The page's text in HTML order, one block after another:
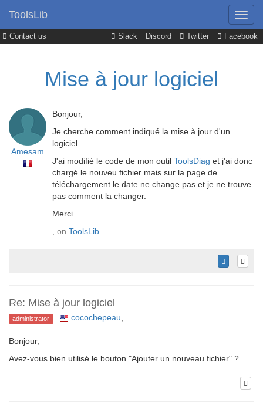
Contact us Slack Discord Twitter Facebook
ToolsLib
Mise à jour logiciel
Amesam
Bonjour,
Je cherche comment indiqué la mise à jour d'un
logiciel.
J'ai modifié le code de mon outil ToolsDiag et j'ai donc
chargé le nouveu fichier mais sur la page de
téléchargement le date ne change pas et je ne trouve
pas comment la changer.
Merci.
, on ToolsLib
Re: Mise à jour logiciel
administrator cocochepeau,
Bonjour,
Avez-vous bien utilisé le bouton "Ajouter un nouveau fichier" ?